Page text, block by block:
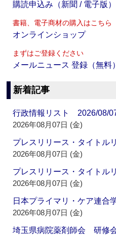
購読申込み（新聞 / 電子版）
書籍、電子商材の購入はこちら
オンラインショップ
まずはご登録ください
メールニュース 登録（無料）
新着記事
行政情報リスト 2026/08/
2026年08月07日 (金)
プレスリリース・タイト
2026年08月07日 (金)
プレスリリース・タイト
2026年08月07日 (金)
日本プライマリ・ケア連
2026年08月07日 (金)
埼玉県病院薬剤師会 研修